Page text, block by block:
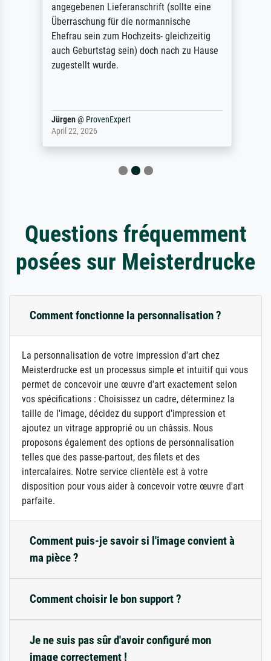
angegebenen Lieferanschrift (sollte eine
Überraschung für die normannische
Ehefrau sein zum Hochzeits- gleichzeitig
auch Geburtstag sein) doch nach zu Hause
zugestellt wurde.
Jürgen@ ProvenExpert
April 22, 2026
Questions fréquemment
posées sur Meisterdrucke
Comment fonctionne la personnalisation ?
La personnalisation de votre impression d'art chez
Meisterdrucke est un processus simple et intuitif qui vous
permet de concevoir une œuvre d'art exactement selon
vos spécifications : Choisissez un cadre, déterminez la
taille de l'image, décidez du support d'impression et
ajoutez un vitrage approprié ou un châssis. Nous
proposons également des options de personnalisation
telles que des passe-partout, des filets et des
intercalaires. Notre service clientèle est à votre
disposition pour vous aider à concevoir votre œuvre d'art
parfaite.
Comment puis-je savoir si l'image convient à
ma pièce ?
Comment choisir le bon support ?
Je ne suis pas sûr d'avoir configuré mon
image correctement !